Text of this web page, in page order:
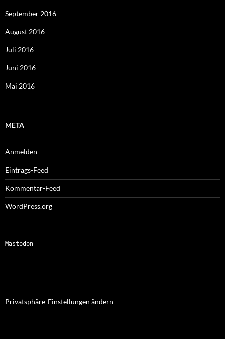
September 2016
August 2016
Juli 2016
Juni 2016
Mai 2016
META
Anmelden
Eintrags-Feed
Kommentar-Feed
WordPress.org
Mastodon
Privatsphäre-Einstellungen ändern